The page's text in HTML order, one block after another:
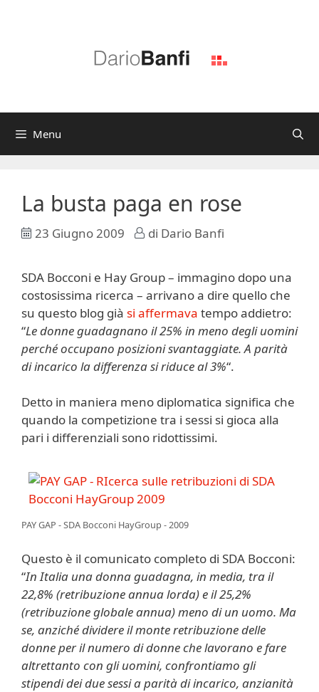
Menu
La busta paga en rose
23 Giugno 2009 di Dario Banfi
SDA Bocconi e Hay Group – immagino dopo una
costosissima ricerca – arrivano a dire quello che
su questo blog già si affermava tempo addietro:
“Le donne guadagnano il 25% in meno degli uomini
perché occupano posizioni svantaggiate. A parità
di incarico la differenza si riduce al 3%“.
Detto in maniera meno diplomatica significa che
quando la competizione tra i sessi si gioca alla
pari i differenziali sono ridottissimi.
PAY GAP - SDA Bocconi HayGroup - 2009
Questo è il comunicato completo di SDA Bocconi:
“In Italia una donna guadagna, in media, tra il
22,8% (retribuzione annua lorda) e il 25,2%
(retribuzione globale annua) meno di un uomo. Ma
se, anziché dividere il monte retribuzione delle
donne per il numero di donne che lavorano e fare
altrettanto con gli uomini, confrontiamo gli
stipendi dei due sessi a parità di incarico, anzianità